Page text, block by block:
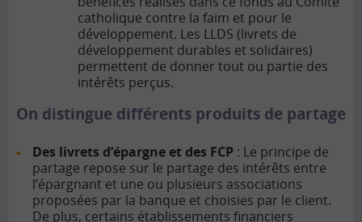
catholique contre la faim et pour le
développement. Les LLDS (livrets de
développement durables et solidaires)
permettent de donner tout ou partie des
intérêts perçus.
On distingue différents produits de partage
Des livrets d’épargne et des FCP : Le principe de
partage repose sur le partage des intérêts entre
l’épargnant et une ou plusieurs associations
proposées par la banque et choisies par le client.
De plus, certains établissements financiers